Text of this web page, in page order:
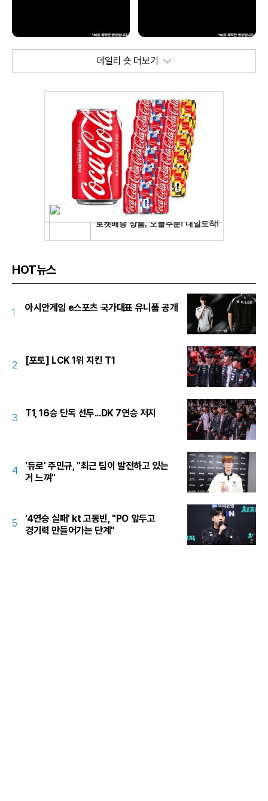
데일리 숏 더보기
HOT뉴스
1 아시안게임 e스포츠 국가대표 유니폼 공개
2 [포토] LCK 1위 지킨 T1
3 T1, 16승 단독 선두...DK 7연승 저지
4
'듀로' 주민규, "최근 팀이 발전하고 있는
거 느껴"
5
'4연승 실패' kt 고동빈, "PO 앞두고
경기력 만들어가는 단계"